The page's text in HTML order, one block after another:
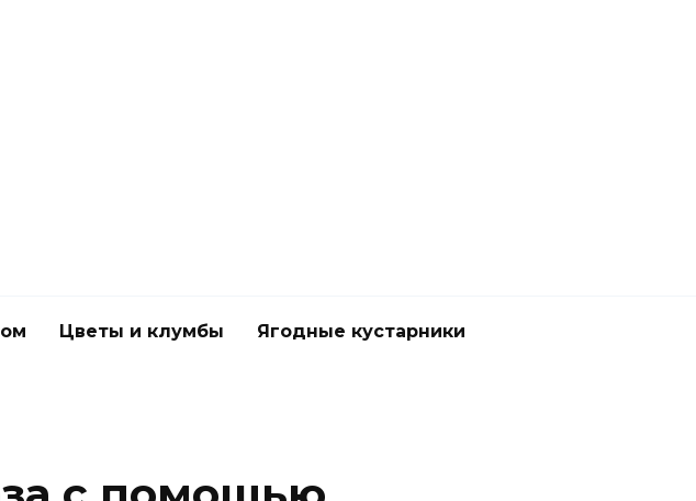
Цветы и клумбы Ягодные кустарники